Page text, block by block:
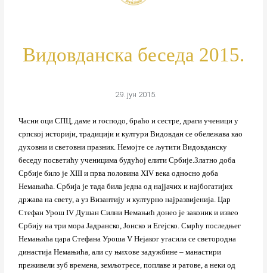
Видовданска беседа 2015.
29. јун 2015.
Часни оци СПЦ, даме и господо, браћо и сестре, драги ученици у
српској историји, традицији и култури Видовдан се обележава као
духовни и световни празник. Немојте се љутити Видовданску
беседу посветићу ученицима будућој елити Србије.Златно доба
Србије било је XIII и прва половина XIV века односно доба
Немањића. Србија је тада била једна од најјачих и најбогатијих
држава на свету, а уз Византију и културно најразвијенија. Цар
Стефан Урош IV Душан Силни Немањић донео је законик и извео
Србију на три мора Јадранско, Јонско и Егејско. Смрћу последњег
Немањића цара Стефана Уроша V Нејаког угасила се светородна
династија Немањића, али су њихове задужбине – манастири
преживели зуб времена, земљотресе, поплаве и ратове, а неки од